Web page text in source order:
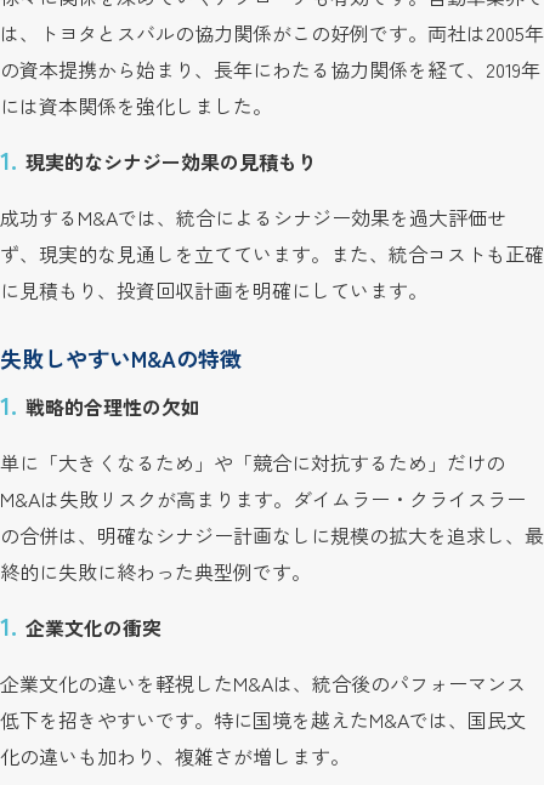
は、トヨタとスバルの協力関係がこの好例です。両社は2005年
の資本提携から始まり、長年にわたる協力関係を経て、2019年
には資本関係を強化しました。
現実的なシナジー効果の見積もり
成功するM&Aでは、統合によるシナジー効果を過大評価せ
ず、現実的な見通しを立てています。また、統合コストも正確
に見積もり、投資回収計画を明確にしています。
失敗しやすいM&Aの特徴
戦略的合理性の欠如
単に「大きくなるため」や「競合に対抗するため」だけの
M&Aは失敗リスクが高まります。ダイムラー・クライスラー
の合併は、明確なシナジー計画なしに規模の拡大を追求し、最
終的に失敗に終わった典型例です。
企業文化の衝突
企業文化の違いを軽視したM&Aは、統合後のパフォーマンス
低下を招きやすいです。特に国境を越えたM&Aでは、国民文
化の違いも加わり、複雑さが増します。